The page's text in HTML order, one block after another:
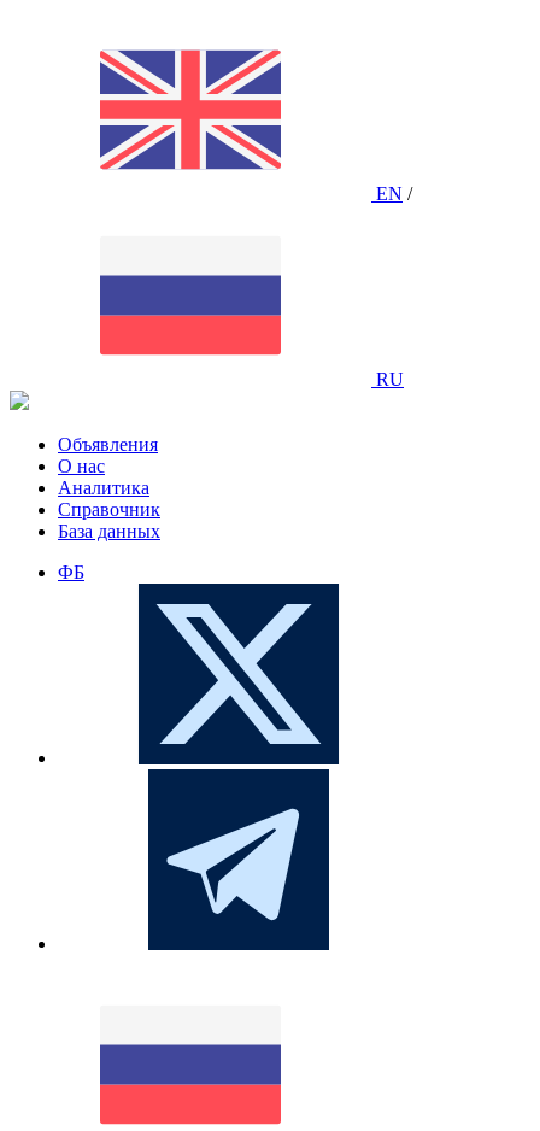
EN /
RU
Объявления
О нас
Аналитика
Справочник
База данных
ФБ